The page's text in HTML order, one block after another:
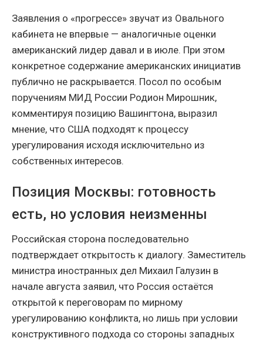
Заявления о «прогрессе» звучат из Овального
кабинета не впервые — аналогичные оценки
американский лидер давал и в июле. При этом
конкретное содержание американских инициатив
публично не раскрывается. Посол по особым
поручениям МИД России Родион Мирошник,
комментируя позицию Вашингтона, выразил
мнение, что США подходят к процессу
урегулирования исходя исключительно из
собственных интересов.
Позиция Москвы: готовность
есть, но условия неизменны
Российская сторона последовательно
подтверждает открытость к диалогу. Заместитель
министра иностранных дел Михаил Галузин в
начале августа заявил, что Россия остаётся
открытой к переговорам по мирному
урегулированию конфликта, но лишь при условии
конструктивного подхода со стороны западных